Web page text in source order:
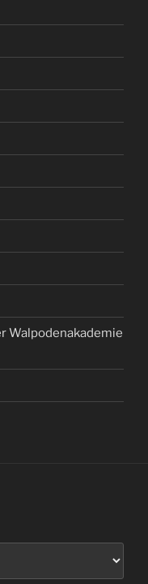
Walpodenakademie